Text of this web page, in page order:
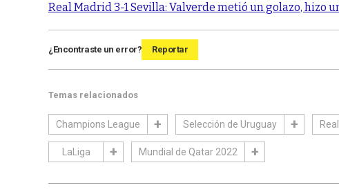
Real Madrid 3-1 Sevilla: Valverde metió un golazo, hizo
¿Encontraste un error? Reportar
Temas relacionados
Champions League Selección de Uruguay
LaLiga Mundial de Qatar 2022